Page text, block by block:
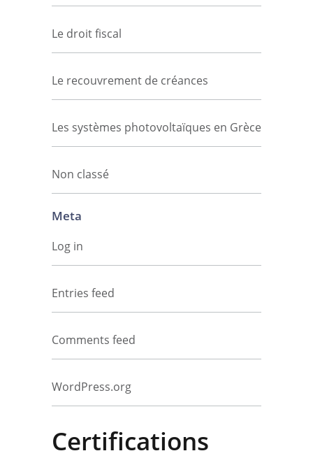
Le droit fiscal
Le recouvrement de créances
Les systèmes photovoltaïques en Grèce
Non classé
Meta
Log in
Entries feed
Comments feed
WordPress.org
Certifications